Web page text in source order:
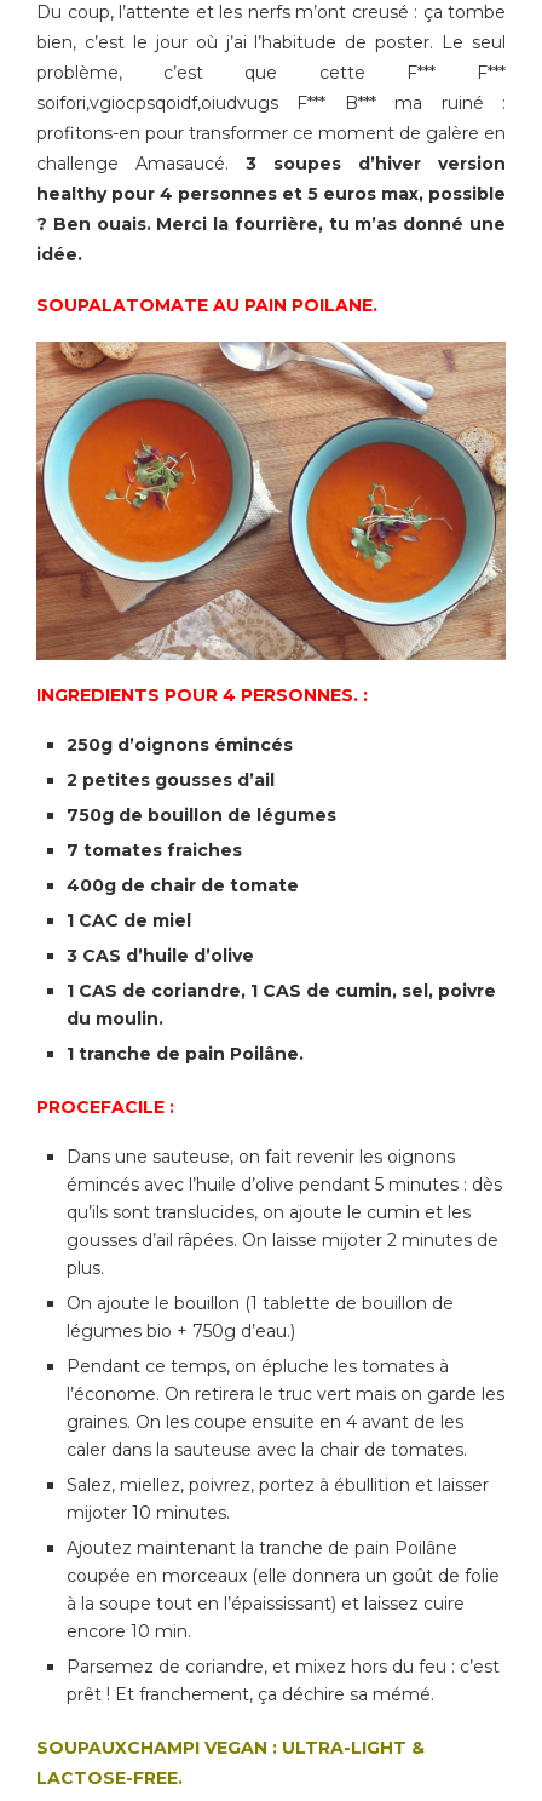
Du coup, l’attente et les nerfs m’ont creusé : ça tombe
bien, c’est le jour où j’ai l’habitude de poster. Le seul
problème, c’est que cette F*** F***
soifori,vgiocpsqoidf,oiudvugs F*** B*** ma ruiné :
profitons-en pour transformer ce moment de galère en
challenge Amasaucé. 3 soupes d’hiver version
healthy pour 4 personnes et 5 euros max, possible
? Ben ouais. Merci la fourrière, tu m’as donné une
idée.
SOUPALATOMATE AU PAIN POILANE.
INGREDIENTS POUR 4 PERSONNES. :
250g d’oignons émincés
2 petites gousses d’ail
750g de bouillon de légumes
7 tomates fraiches
400g de chair de tomate
1 CAC de miel
3 CAS d’huile d’olive
1 CAS de coriandre, 1 CAS de cumin, sel, poivre
du moulin.
1 tranche de pain Poilâne.
PROCEFACILE :
Dans une sauteuse, on fait revenir les oignons
émincés avec l’huile d’olive pendant 5 minutes : dès
qu’ils sont translucides, on ajoute le cumin et les
gousses d’ail râpées. On laisse mijoter 2 minutes de
plus.
On ajoute le bouillon (1 tablette de bouillon de
légumes bio + 750g d’eau.)
Pendant ce temps, on épluche les tomates à
l’économe. On retirera le truc vert mais on garde les
graines. On les coupe ensuite en 4 avant de les
caler dans la sauteuse avec la chair de tomates.
Salez, miellez, poivrez, portez à ébullition et laisser
mijoter 10 minutes.
Ajoutez maintenant la tranche de pain Poilâne
coupée en morceaux (elle donnera un goût de folie
à la soupe tout en l’épaississant) et laissez cuire
encore 10 min.
Parsemez de coriandre, et mixez hors du feu : c’est
prêt ! Et franchement, ça déchire sa mémé.
SOUPAUXCHAMPI VEGAN : ULTRA-LIGHT &
LACTOSE-FREE.